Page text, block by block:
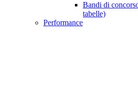
Bandi di
tabelle)
Performance